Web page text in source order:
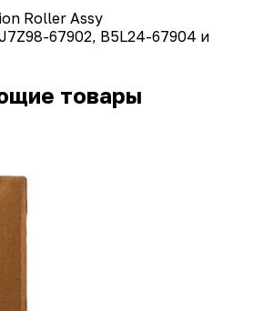
Roller Assy
67902, B5L24-67904 и
товары